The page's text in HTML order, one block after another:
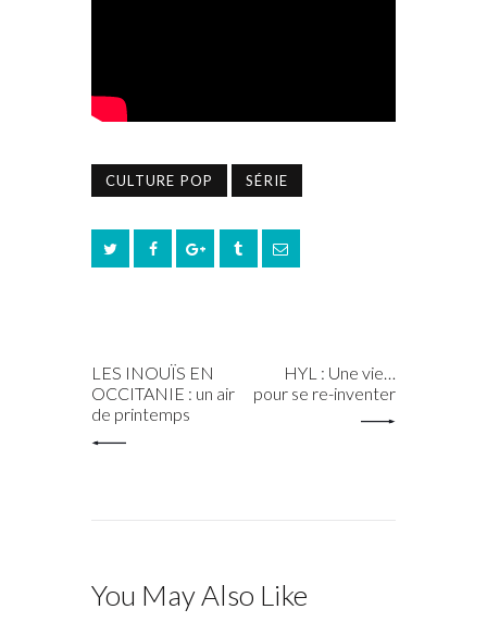
CULTURE POP SÉRIE
LES INOUÏS EN
OCCITANIE : un air
de printemps
HYL : Une vie…
pour se re-inventer
You May Also Like